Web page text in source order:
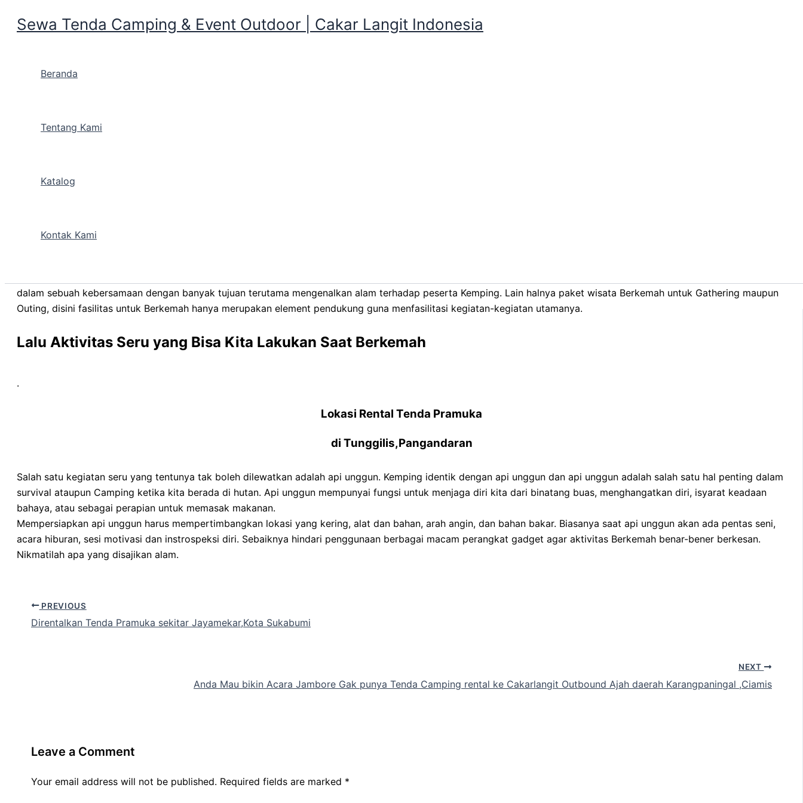
Sewa Tenda Camping & Event Outdoor | Cakar Langit Indonesia
Beranda
Tentang Kami
Katalog
Kontak Kami
Lokasi Rental Tenda Pramuka di Tunggilis,Pangandaran
dalam sebuah kebersamaan dengan banyak tujuan terutama mengenalkan alam terhadap peserta Kemping. Lain halnya paket wisata Berkemah untuk Gathering maupun
Outing, disini fasilitas untuk Berkemah hanya merupakan element pendukung guna menfasilitasi kegiatan-kegiatan utamanya.
Lalu Aktivitas Seru yang Bisa Kita Lakukan Saat Berkemah
.
Lokasi Rental Tenda Pramuka
di Tunggilis,Pangandaran
Salah satu kegiatan seru yang tentunya tak boleh dilewatkan adalah api unggun. Kemping identik dengan api unggun dan api unggun adalah salah satu hal penting dalam
survival ataupun Camping ketika kita berada di hutan. Api unggun mempunyai fungsi untuk menjaga diri kita dari binatang buas, menghangatkan diri, isyarat keadaan
bahaya, atau sebagai perapian untuk memasak makanan.
Mempersiapkan api unggun harus mempertimbangkan lokasi yang kering, alat dan bahan, arah angin, dan bahan bakar. Biasanya saat api unggun akan ada pentas seni,
acara hiburan, sesi motivasi dan instrospeksi diri. Sebaiknya hindari penggunaan berbagai macam perangkat gadget agar aktivitas Berkemah benar-bener berkesan.
Nikmatilah apa yang disajikan alam.
PREVIOUS
Direntalkan Tenda Pramuka sekitar Jayamekar,Kota Sukabumi
NEXT
Anda Mau bikin Acara Jambore Gak punya Tenda Camping rental ke Cakarlangit Outbound Ajah daerah Karangpaningal ,Ciamis
Leave a Comment
Your email address will not be published. Required fields are marked *